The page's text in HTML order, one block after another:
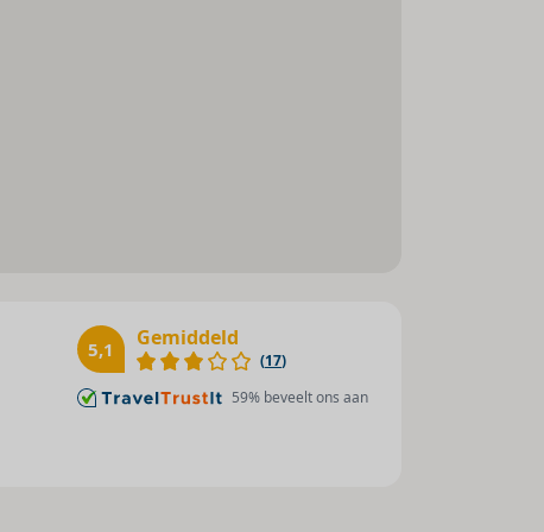
5,1 Gemiddeld
(17)
59% beveelt ons aan